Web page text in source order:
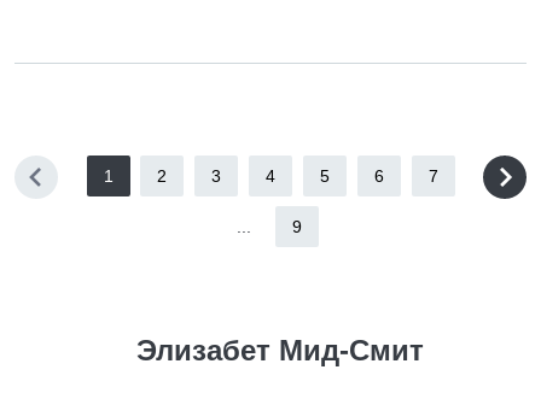
1 2 3 4 5 6 7
9
Элизабет Мид-Смит